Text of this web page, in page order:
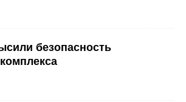
безопасность